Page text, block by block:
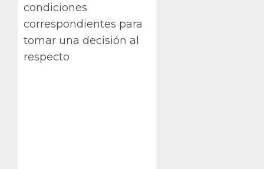
condiciones
correspondientes para
tomar una decisión al
respecto